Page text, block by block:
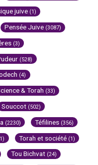
juive (1)
Pensée Juive (3087)
(3)
(528)
(4)
& Torah (33)
Souccot (502)
(2230) Téfilines (356)
Torah et société (1)
Tou Bichvat (24)